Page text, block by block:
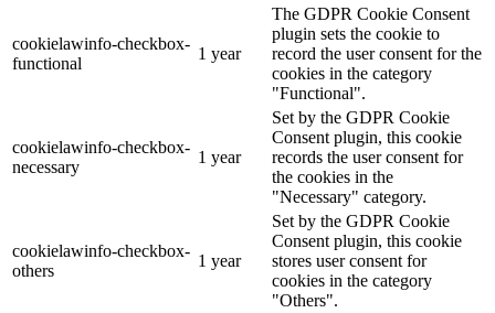
cookielawinfo-checkbox-
functional
1 year
The GDPR Cookie Consent
plugin sets the cookie to
record the user consent for the
cookies in the category
"Functional".
cookielawinfo-checkbox-
necessary
1 year
Set by the GDPR Cookie
Consent plugin, this cookie
records the user consent for
the cookies in the
"Necessary" category.
cookielawinfo-checkbox-
others
1 year
Set by the GDPR Cookie
Consent plugin, this cookie
stores user consent for
cookies in the category
"Others".